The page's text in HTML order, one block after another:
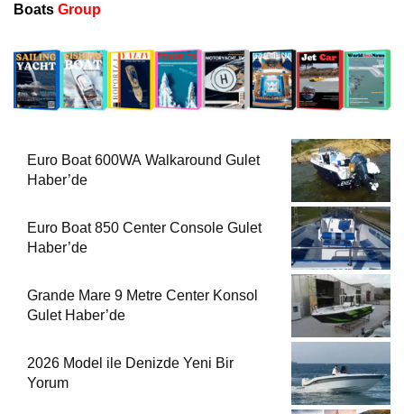
Boats Group
Euro Boat 600WA Walkaround Gulet
Haber’de
Euro Boat 850 Center Console Gulet
Haber’de
Grande Mare 9 Metre Center Konsol
Gulet Haber’de
2026 Model ile Denizde Yeni Bir
Yorum